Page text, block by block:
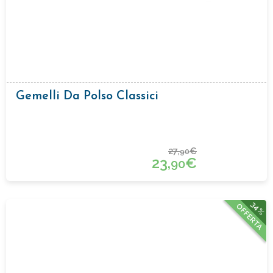
Gemelli Da Polso Classici
27,90€
23,90€
34%
OFFERTA